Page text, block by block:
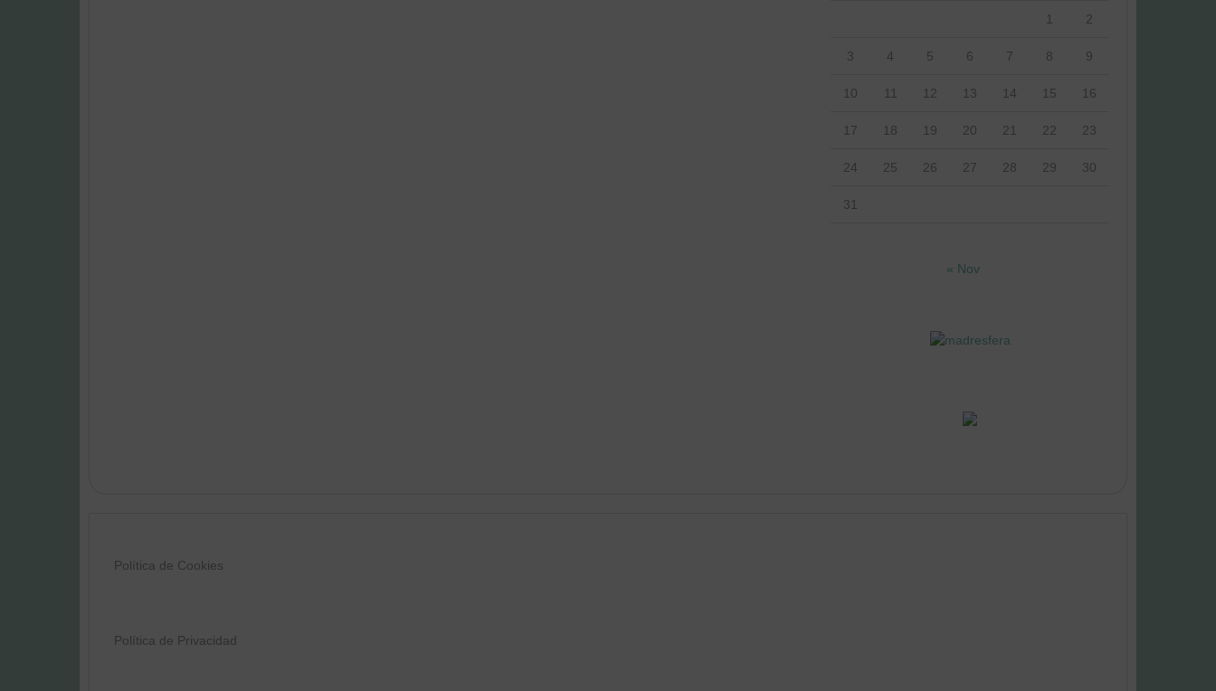
1 2
3 4 5 6 7 8 9
10 11 12 13 14 15 16
17 18 19 20 21 22 23
24 25 26 27 28 29 30
31
« Nov
Política de Cookies
Política de Privacidad